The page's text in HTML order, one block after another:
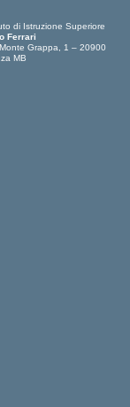
di Istruzione Superiore
Ferrari
Grappa, 1 – 20900
MB